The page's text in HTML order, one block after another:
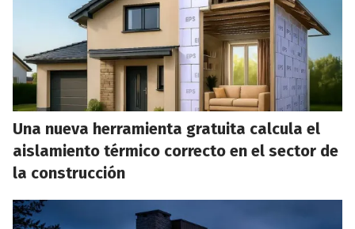
Una nueva herramienta gratuita calcula el
aislamiento térmico correcto en el sector de
la construcción